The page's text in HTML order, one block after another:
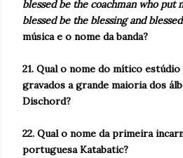
blessed be the coachman who put
blessed be the blessing and
música e o nome da banda?
21. Qual o nome do mítico
gravados a grande maioria dos
Dischord?
22. Qual o nome da primeira
portuguesa Katabatic?